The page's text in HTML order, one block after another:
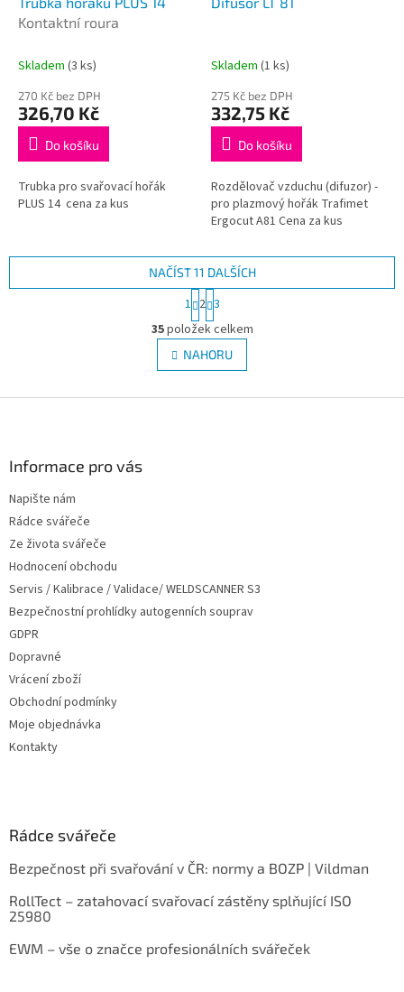
Kontaktní roura
Skladem (3 ks)
270 Kč bez DPH
326,70 Kč
Do košíku
Trubka pro svařovací hořák
PLUS 14 cena za kus
Skladem (1 ks)
275 Kč bez DPH
332,75 Kč
Do košíku
Rozdělovač vzduchu (difuzor) -
pro plazmový hořák Trafimet
Ergocut A81 Cena za kus
O
v
l
á
i
s
NAČÍST 11 DALŠÍCH
S
t
r
á
n
k
v
1 2 3
35položek celkem
NAHORU
Informace pro vás
Napište nám
Rádce svářeče
Ze života svářeče
Hodnocení obchodu
Servis / Kalibrace / Validace/ WELDSCANNER S3
Bezpečnostní prohlídky autogenních souprav
GDPR
Dopravné
Vrácení zboží
Obchodní podmínky
Moje objednávka
Kontakty
Rádce svářeče
Bezpečnost při svařování v ČR: normy a BOZP | Vildman
RollTect – zatahovací svařovací zástěny splňující ISO
25980
EWM – vše o značce profesionálních svářeček